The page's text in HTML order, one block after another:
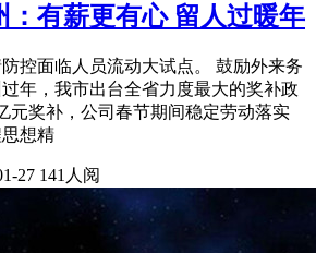
：有薪更有心 留人过暖年
控面临人员流动大试点。 鼓励外来务
年，我市出台全省力度最大的奖补政
元奖补，公司春节期间稳定劳动落实
思想精
27 141人阅